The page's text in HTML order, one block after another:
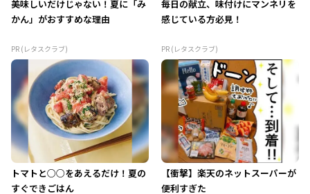
美味しいだけじゃない！夏に「み
かん」がおすすめな理由
PR (レタスクラブ)
毎日の献立、味付けにマンネリを
感じている方必見！
PR (レタスクラブ)
トマトと○○をあえるだけ！夏の
すぐできごはん
【衝撃】楽天のネットスーパーが
便利すぎた